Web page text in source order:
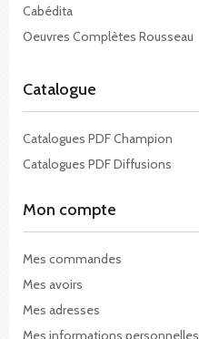
Cabédita
Oeuvres Complètes Rousseau
Catalogue
Catalogues PDF Champion
Catalogues PDF Diffusions
Mon compte
Mes commandes
Mes avoirs
Mes adresses
Mes informations personnelles